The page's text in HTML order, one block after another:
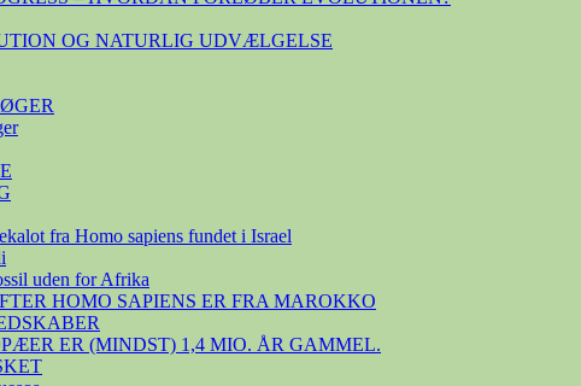
OG NATURLIG UDVÆLGELSE
fra Homo sapiens fundet i Israel
uden for Afrika
HOMO SAPIENS ER FRA MAROKKO
ER (MINDST) 1,4 MIO. ÅR GAMMEL.